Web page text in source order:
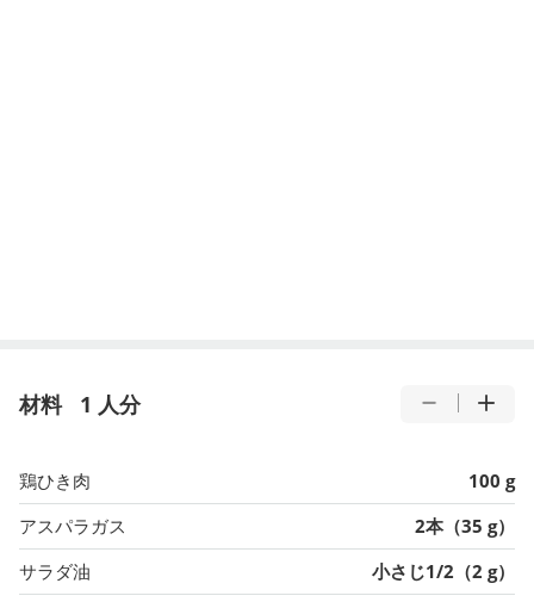
材料 1 人分
鶏ひき肉
100 g
アスパラガス
2本（35 g）
サラダ油
小さじ1/2（2 g）